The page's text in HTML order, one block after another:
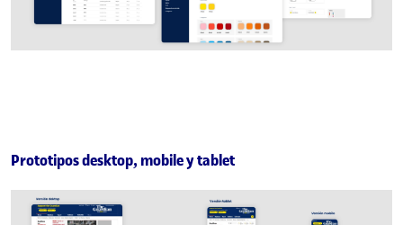
Prototipos desktop, mobile y tablet